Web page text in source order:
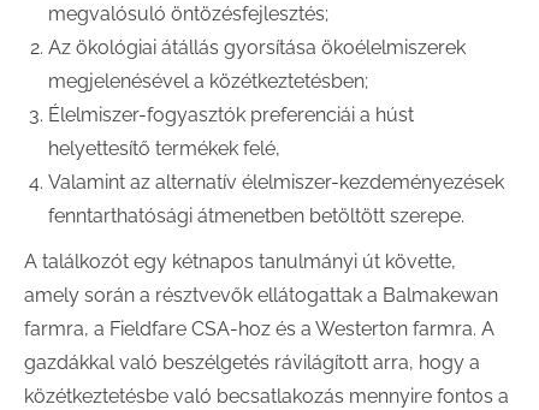
megvalósuló öntözésfejlesztés;
Az ökológiai átállás gyorsítása ökoélelmiszerek
megjelenésével a közétkeztetésben;
Élelmiszer-fogyasztók preferenciái a húst
helyettesítő termékek felé,
Valamint az alternatív élelmiszer-kezdeményezések
fenntarthatósági átmenetben betöltött szerepe.
A találkozót egy kétnapos tanulmányi út követte,
amely során a résztvevők ellátogattak a Balmakewan
farmra, a Fieldfare CSA-hoz és a Westerton farmra. A
gazdákkal való beszélgetés rávilágított arra, hogy a
közétkeztetésbe való becsatlakozás mennyire fontos a